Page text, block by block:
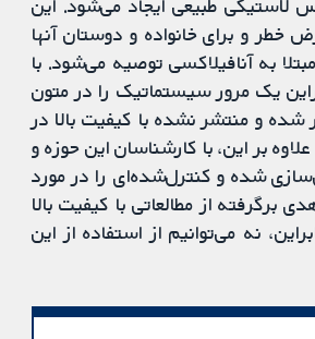
لاستیکی طبیعی ایجاد می‌شود. این
و برای خانواده و دوستان آنها
به آنافیلاکسی توصیه می‌شود. با
یک مرور سیستماتیک را در متون
شده و منتشر نشده با کیفیت بالا در
بر این، با کارشناسان این حوزه و
شده و کنترل‌شده‌ای را در مورد
از مطالعاتی با کیفیت بالا
نه می‌توانیم از استفاده از این